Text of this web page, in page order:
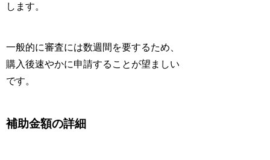
します。
一般的に審査には数週間を要するため、
購入後速やかに申請することが望ましい
です。
補助金額の詳細